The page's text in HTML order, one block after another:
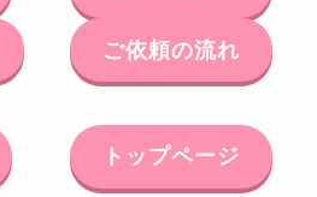
ご依頼の流れ
トップページ